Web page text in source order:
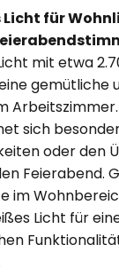
für
mit etwa
gemütliche
sich
oder den
Feierabend.
im
Licht für